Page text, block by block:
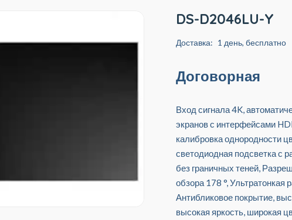
DS-D2046LU-Y
Доставка: 1 день, бесплатно
Договорная
Вход сигнала 4K,
экранов с интерфейсами
калибровка однородности
светодиодная подсветка с
без граничных теней,
обзора 178 °, Ультратонкая
Антибликовое покрытие,
высокая яркость, широкая